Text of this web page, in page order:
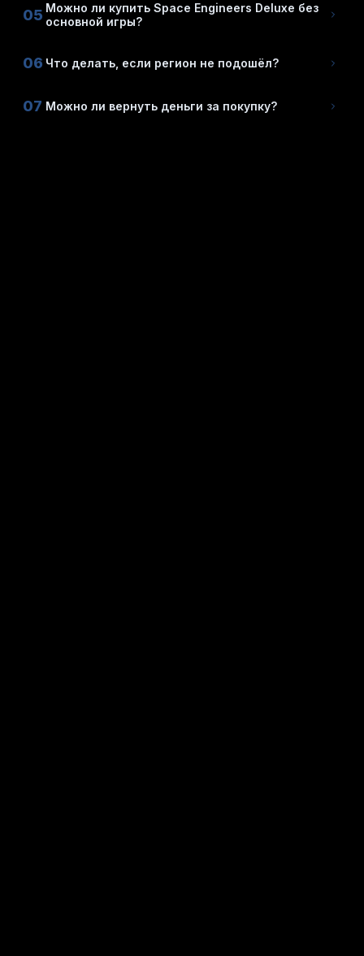
05 Можно ли купить Space Engineers Deluxe без
основной игры?
06 Что делать, если регион не подошёл?
07 Можно ли вернуть деньги за покупку?